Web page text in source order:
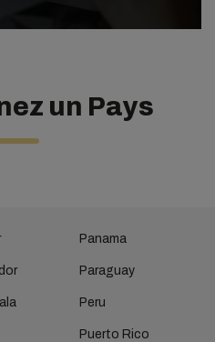
un Pays
Panama
Paraguay
Peru
Puerto Rico